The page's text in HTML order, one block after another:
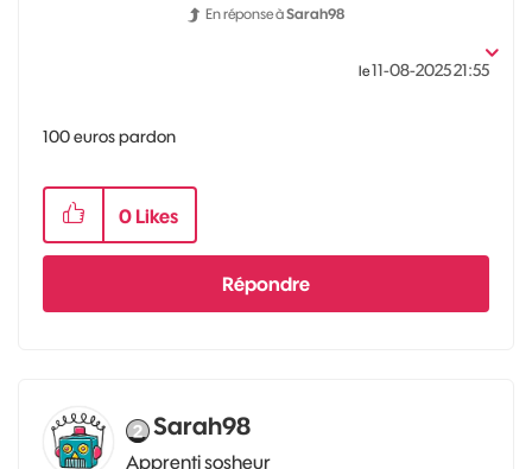
En réponse àSarah98
le‎11-08-202521:55
100 euros pardon
0 Likes
Répondre
Sarah98
Apprenti sosheur